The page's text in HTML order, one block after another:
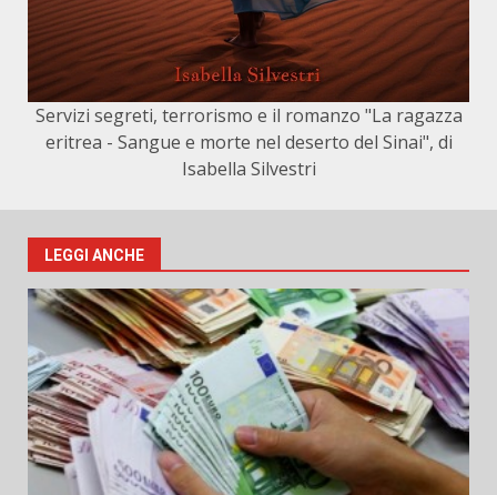
Servizi segreti, terrorismo e il romanzo "La ragazza
eritrea - Sangue e morte nel deserto del Sinai", di
Isabella Silvestri
LEGGI ANCHE